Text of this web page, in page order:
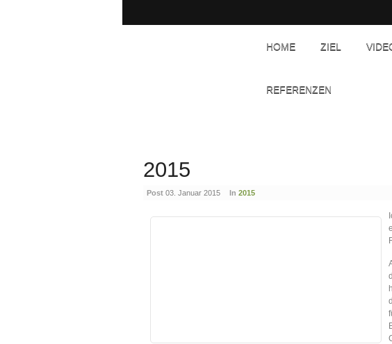
HOME ZIEL
REFERENZEN
2015
Post 03. Januar 2015 In 2015